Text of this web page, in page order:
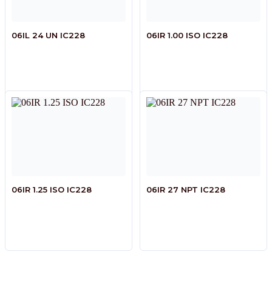
06IL 24 UN IC228 06IR 1.00 ISO IC228
06IR 1.25 ISO IC228 06IR 27 NPT IC228